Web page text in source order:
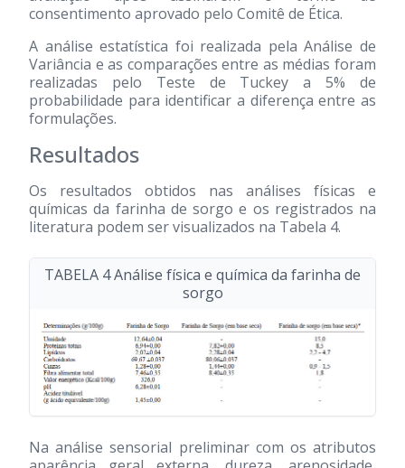
consentimento aprovado pelo Comitê de Ética.
A análise estatística foi realizada pela Análise de
Variância e as comparações entre as médias foram
realizadas pelo Teste de Tuckey a 5% de
probabilidade para identificar a diferença entre as
formulações.
Resultados
Os resultados obtidos nas análises físicas e
químicas da farinha de sorgo e os registrados na
literatura podem ser visualizados na Tabela 4.
TABELA 4 Análise física e química da farinha de
sorgo
Na análise sensorial preliminar com os atributos